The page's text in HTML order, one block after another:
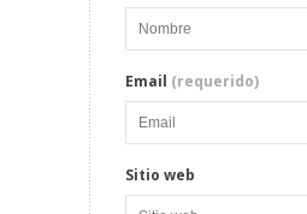
Email (requerido)
Sitio web